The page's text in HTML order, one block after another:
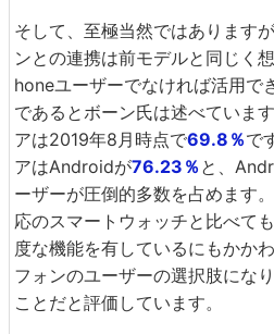
そして、至極当然ではあります
ンとの連携は前モデルと同じく
honeユーザーでなければ活用で
であるとボーン氏は述べていま
アは2019年8月時点で69.8％で
アはAndroidが76.23％ と、
ーザーが圧倒的多数を占めます
応のスマートウォッチと比べて
度な機能を有しているにもかか
フォンのユーザーの選択肢にな
ことだと評価しています。